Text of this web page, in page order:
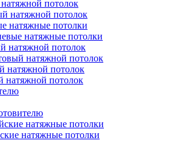
потолок
натяжной потолок
натяжные потолки
натяжные потолки
натяжной потолок
натяжной потолок
натяжной потолок
натяжной потолок
натяжные потолки
натяжные потолки